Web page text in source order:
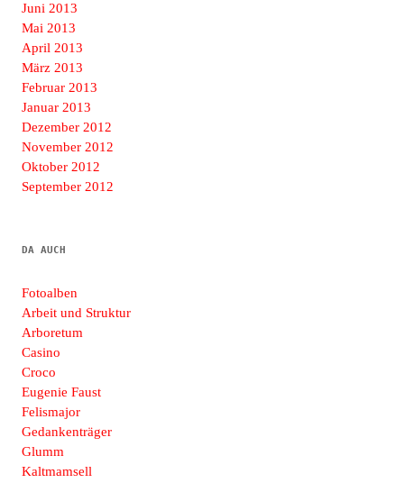
Juni 2013
Mai 2013
April 2013
März 2013
Februar 2013
Januar 2013
Dezember 2012
November 2012
Oktober 2012
September 2012
DA AUCH
Fotoalben
Arbeit und Struktur
Arboretum
Casino
Croco
Eugenie Faust
Felismajor
Gedankenträger
Glumm
Kaltmamsell